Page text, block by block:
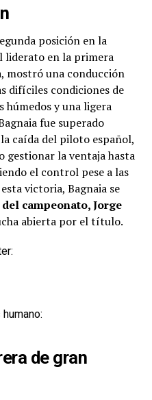
posición en la
liderato en la primera
mostró una conducción
difíciles condiciones de
húmedos y una ligera
fue superado
caída del piloto español,
gestionar la ventaja hasta
el control pese a las
victoria, Bagnaia se
campeonato, Jorge
abierta por el título.
de gran